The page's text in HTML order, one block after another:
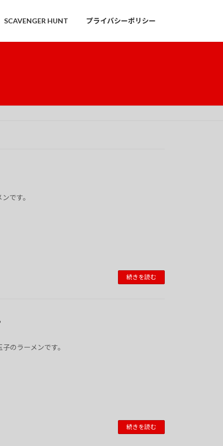
SCAVENGER HUNT プライバシーポリシー
です。
続きを読む
のラーメンです。
続きを読む